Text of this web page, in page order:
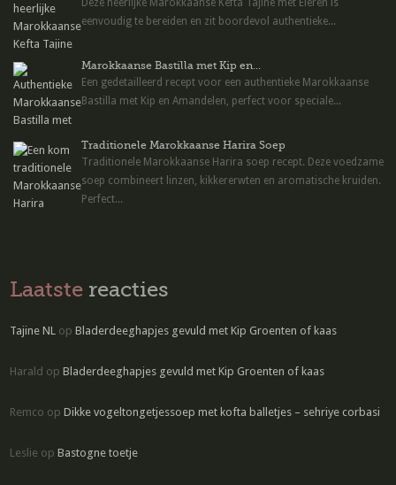
Deze heerlijke Marokkaanse Kefta Tajine met Eieren is
eenvoudig te bereiden en zit boordevol authentieke...
Marokkaanse Bastilla met Kip en...
Een gedetailleerd recept voor een authentieke Marokkaanse
Bastilla met Kip en Amandelen, perfect voor speciale...
Traditionele Marokkaanse Harira Soep
Traditionele Marokkaanse Harira soep recept. Deze voedzame
soep combineert linzen, kikkererwten en aromatische kruiden.
Perfect...
Laatste reacties
Tajine NL opBladerdeeghapjes gevuld met Kip Groenten of kaas
Harald opBladerdeeghapjes gevuld met Kip Groenten of kaas
Remco opDikke vogeltongetjessoep met kofta balletjes – sehriye corbasi
Leslie opBastogne toetje